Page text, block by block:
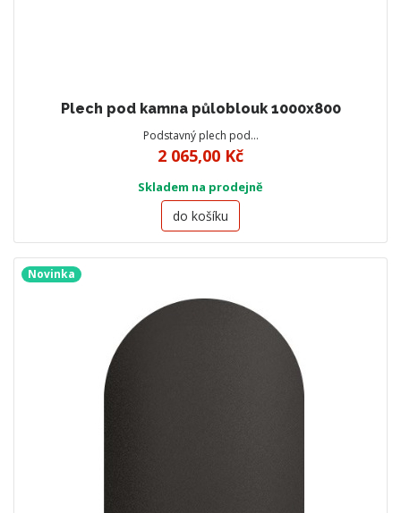
Plech pod kamna půloblouk 1000x800
Podstavný plech pod…
2 065,00 Kč
Skladem na prodejně
do košíku
Novinka